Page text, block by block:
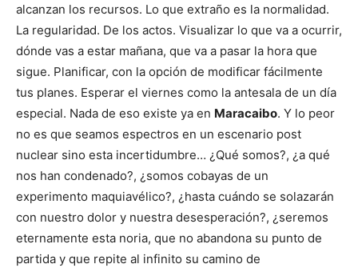
alcanzan los recursos. Lo que extraño es la normalidad.
La regularidad. De los actos. Visualizar lo que va a ocurrir,
dónde vas a estar mañana, que va a pasar la hora que
sigue. Planificar, con la opción de modificar fácilmente
tus planes. Esperar el viernes como la antesala de un día
especial. Nada de eso existe ya en Maracaibo. Y lo peor
no es que seamos espectros en un escenario post
nuclear sino esta incertidumbre… ¿Qué somos?, ¿a qué
nos han condenado?, ¿somos cobayas de un
experimento maquiavélico?, ¿hasta cuándo se solazarán
con nuestro dolor y nuestra desesperación?, ¿seremos
eternamente esta noria, que no abandona su punto de
partida y que repite al infinito su camino de